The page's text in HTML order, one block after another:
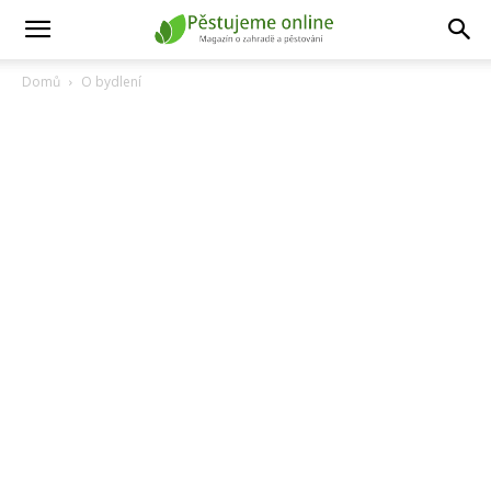
Domů O bydlení